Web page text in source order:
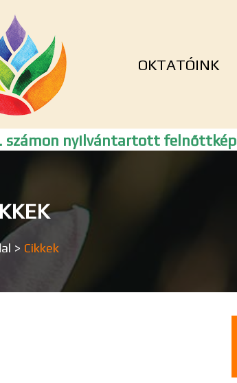
OKTATÓINK
számon nyilvántartott
> Cikkek